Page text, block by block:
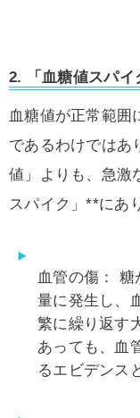
2. 「血糖値スパイ
血糖値が正常範囲
であるわけではあ
値」よりも、急激
スパイク」**にあ
血管の傷：
糖
量に発生し、
繁に繰り返す
あっても、血
るエビデンス